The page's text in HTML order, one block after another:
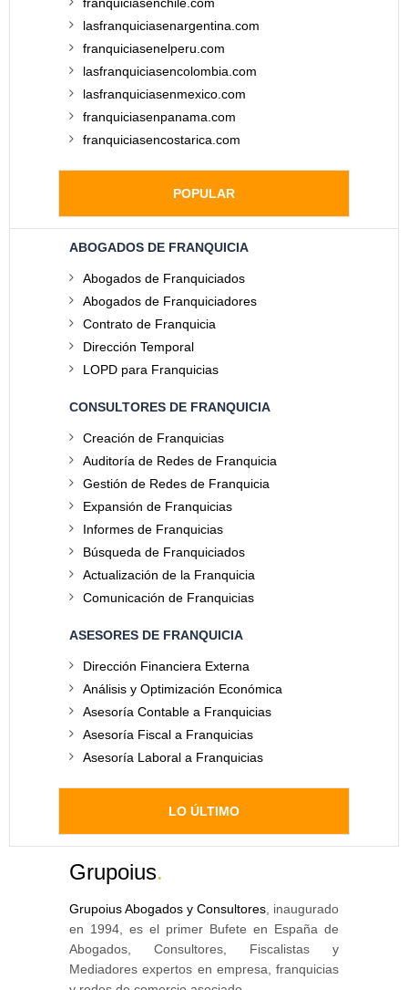
lasfranquiciasenargentina.com
franquiciasenelperu.com
lasfranquiciasencolombia.com
lasfranquiciasenmexico.com
franquiciasenpanama.com
franquiciasencostarica.com
POPULAR
ABOGADOS DE FRANQUICIA
Abogados de Franquiciados
Abogados de Franquiciadores
Contrato de Franquicia
Dirección Temporal
LOPD para Franquicias
CONSULTORES DE FRANQUICIA
Creación de Franquicias
Auditoría de Redes de Franquicia
Gestión de Redes de Franquicia
Expansión de Franquicias
Informes de Franquicias
Búsqueda de Franquiciados
Actualización de la Franquicia
Comunicación de Franquicias
ASESORES DE FRANQUICIA
Dirección Financiera Externa
Análisis y Optimización Económica
Asesoría Contable a Franquicias
Asesoría Fiscal a Franquicias
Asesoría Laboral a Franquicias
LO ÚLTIMO
Grupoius.
Grupoius Abogados y Consultores , inaugurado
en 1994, es el primer Bufete en España de
Abogados, Consultores, Fiscalistas y
Mediadores expertos en empresa, franquicias